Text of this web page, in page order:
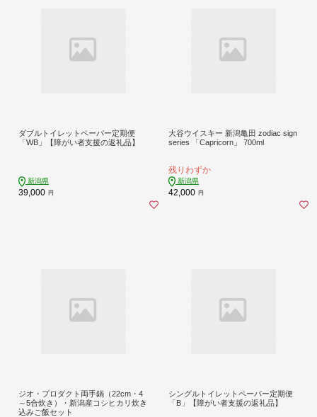
ダブルトイレットペーパー定期便
「WB」【障がい者支援の返礼品】
新潟県
39,000 円
大谷ウイスキー 新潟亀田 zodiac sign
series 「Capricorn」 700ml
残りわずか
新潟県
42,000 円
ジオ・プロダクト両手鍋（22cm・4
～5合炊き）・新潟産コシヒカリ炊き
込みご飯セット
シングルトイレットペーパー定期便
「B」【障がい者支援の返礼品】